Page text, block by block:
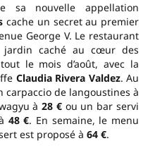
sa nouvelle appellation
cache un secret au premier
George V. Le restaurant
jardin caché au cœur des
le mois d’août, avec la
Claudia Rivera Valdez. Au
carpaccio de langoustines à
à28 €ou un bar servi
48 €. En semaine, le menu
est proposé à 64 €.